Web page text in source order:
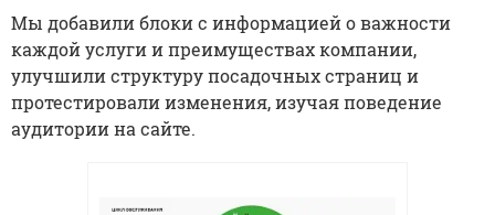
Мы добавили блоки с информацией о важности
каждой услуги и преимуществах компании,
улучшили структуру посадочных страниц и
протестировали изменения, изучая поведение
аудитории на сайте.